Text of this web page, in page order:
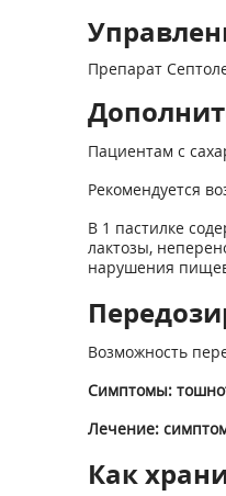
Препарат
Пациентам с
Рекомендуется
В 1 пастилке
лактозы,
нарушения
Возможность
Симптомы:
Лечение:
Как